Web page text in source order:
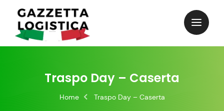
content
Traspo Day – Caserta
Home Traspo Day – Caserta